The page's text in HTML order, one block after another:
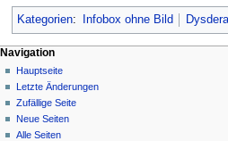
Kategorien: Infobox ohne Bild Dysdera
Navigation
Hauptseite
Letzte Änderungen
Zufällige Seite
Neue Seiten
Alle Seiten